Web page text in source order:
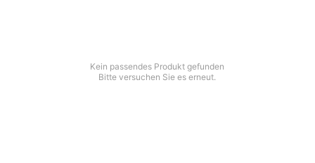
Kein passendes Produkt gefunden
Bitte versuchen Sie es erneut.